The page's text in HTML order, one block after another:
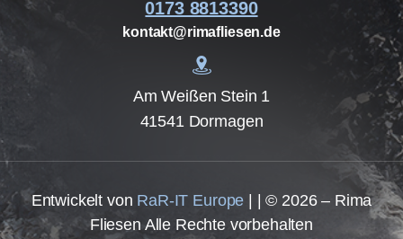
0173 8813390
kontakt@rimafliesen.de
Am Weißen Stein 1
41541 Dormagen
Entwickelt von RaR-IT Europe | | © 2026 – Rima
Fliesen Alle Rechte vorbehalten